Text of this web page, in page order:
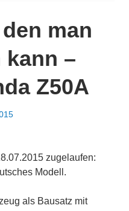
man
–
Z50A
zugelaufen:
Modell.
als Bausatz mit